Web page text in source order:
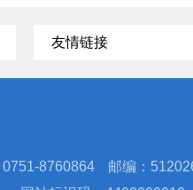
友情链接
8760864
邮编：